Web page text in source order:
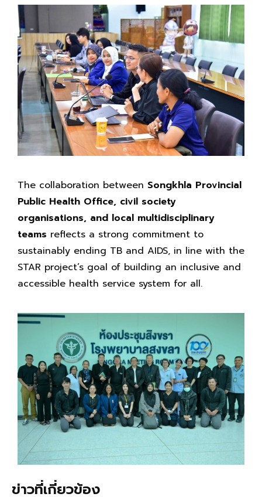
The collaboration between Songkhla Provincial
Public Health Office, civil society
organisations, and local multidisciplinary
teams reflects a strong commitment to
sustainably ending TB and AIDS, in line with the
STAR project’s goal of building an inclusive and
accessible health service system for all.
ข่าวที่เกี่ยวข้อง